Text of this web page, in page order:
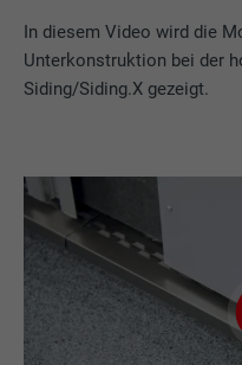
In diesem Video wird die
Unterkonstruktion bei der
Siding/Siding.X gezeigt.